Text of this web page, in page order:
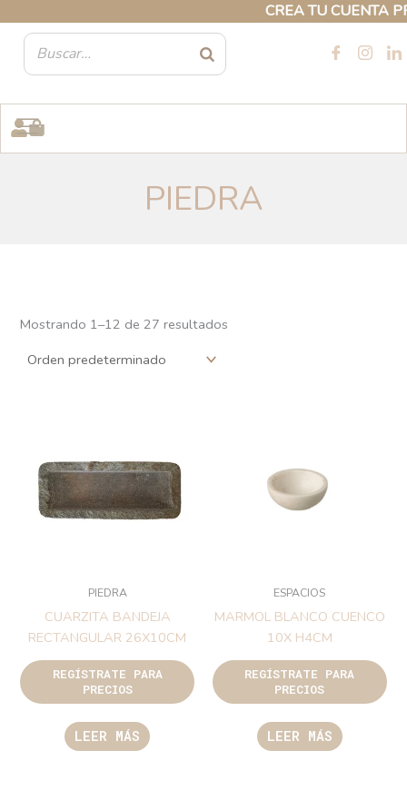
CREA TU CUENTA
contenido
PIEDRA
Mostrando 1–24 de 27 resultados
PIEDRA
CUARZITA BANDEJA
RECTANGULAR 26X10CM
REGÍSTRATE PARA
PRECIOS
LEER MÁS
ESPACIOS
MARMOL BLANCO CUENCO
10X H4CM
REGÍSTRATE PARA
PRECIOS
LEER MÁS